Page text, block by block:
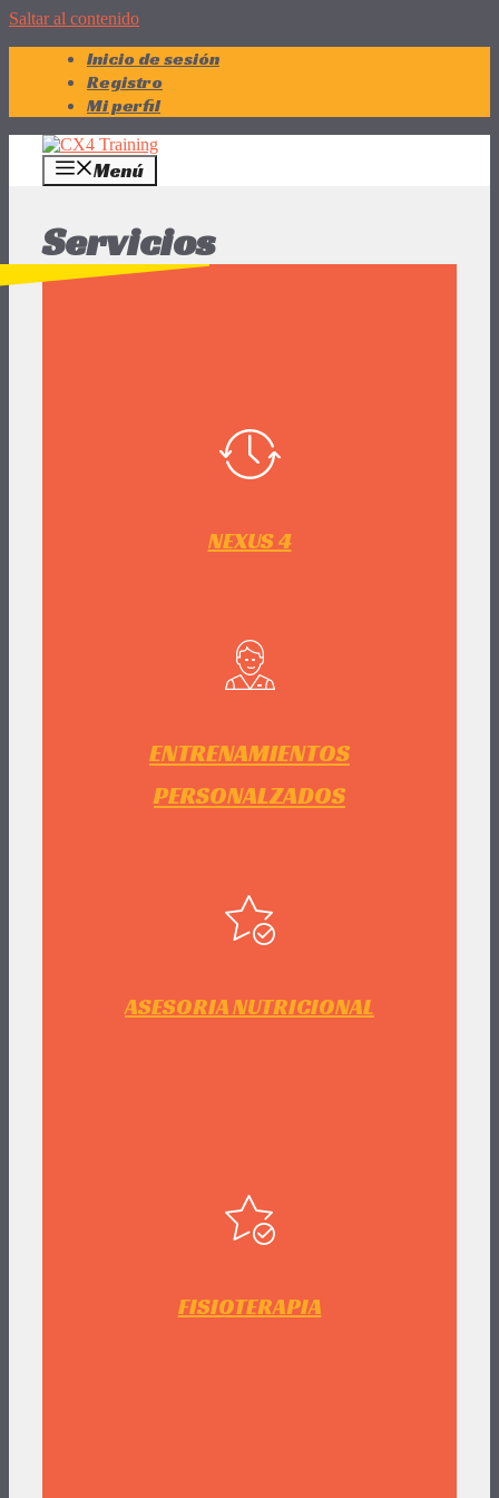
Saltar al contenido
Inicio de sesión
Registro
Mi perfil
Menú
Servicios
NEXUS 4
ENTRENAMIENTOS
PERSONALZADOS
ASESORIA NUTRICIONAL
FISIOTERAPIA